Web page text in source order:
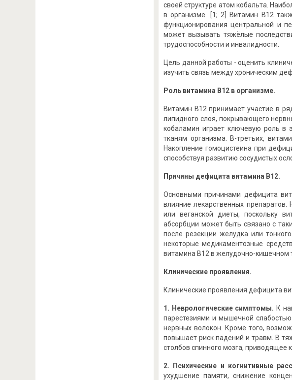
своей структуре атом кобальта.
в организме. [1; 2] Витамин B12
функционирования центральной и
может вызывать тяжёлые
трудоспособности и инвалидности.
Цель данной работы - оценить
изучить связь между хроническим
Роль витамина B12 в организме.
Витамин B12 принимает участие в
липидного слоя, покрывающего
кобаламин играет ключевую роль в
тканям организма. В-третьих,
Накопление гомоцистеина при
способствуя развитию сосудистых
Причины дефицита витамина B12.
Основными причинами дефицита
влияние лекарственных
или веганской диеты, поскольку
абсорбции может быть связано с
после резекции желудка или
некоторые медикаментозные
витамина B12 в желудочно-кишечном
Клинические проявления.
Клинические проявления дефицита
1. Неврологические симптомы. К
парестезиями и мышечной
нервных волокон. Кроме того,
повышает риск падений и травм. В
столбов спинного мозга, приводящее
2. Психические и когнитивные
ухудшение памяти, снижение